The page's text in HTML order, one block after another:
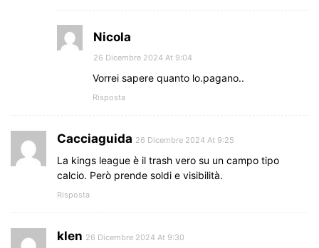
Nicola
26 Dicembre 2024 At 9:04
Vorrei sapere quanto lo.pagano..
Risposta
Cacciaguida 26 Dicembre 2024 At 9:25
La kings league è il trash vero su un campo tipo
calcio. Però prende soldi e visibilità.
Risposta
klen 26 Dicembre 2024 At 9:30